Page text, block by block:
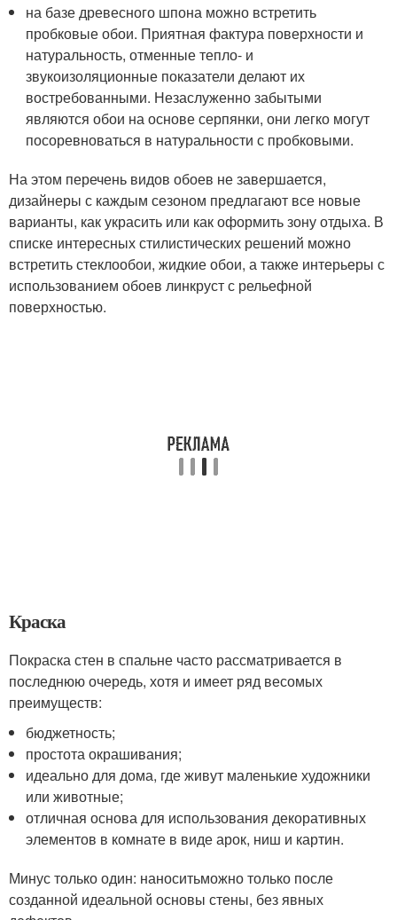
на базе древесного шпона можно встретить
пробковые обои. Приятная фактура поверхности и
натуральность, отменные тепло- и
звукоизоляционные показатели делают их
востребованными. Незаслуженно забытыми
являются обои на основе серпянки, они легко могут
посоревноваться в натуральности с пробковыми.
На этом перечень видов обоев не завершается,
дизайнеры с каждым сезоном предлагают все новые
варианты, как украсить или как оформить зону отдыха. В
списке интересных стилистических решений можно
встретить стеклообои, жидкие обои, а также интерьеры с
использованием обоев линкруст с рельефной
поверхностью.
Краска
Покраска стен в спальне часто рассматривается в
последнюю очередь, хотя и имеет ряд весомых
преимуществ:
бюджетность;
простота окрашивания;
идеально для дома, где живут маленькие художники
или животные;
отличная основа для использования декоративных
элементов в комнате в виде арок, ниш и картин.
Минус только один: наноситьможно только после
созданной идеальной основы стены, без явных